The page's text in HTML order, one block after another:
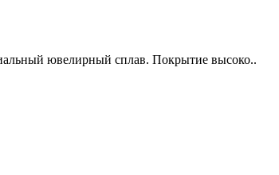
ювелирный сплав. Покрытие высоко..